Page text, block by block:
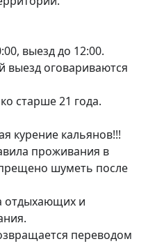
выезд до 12:00.
выезд оговариваются
старше 21 года.
курение кальянов!!!
проживания в
шуметь после
отдыхающих и
переводом